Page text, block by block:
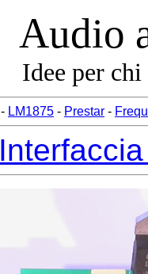
Audio
Idee per
- LM1875 - Prestar -